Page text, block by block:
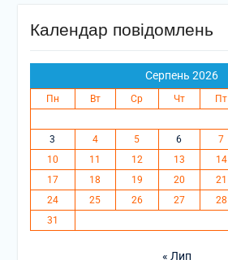
Календар повідомлень
Серпень 2026
Пн Вт Ср Чт Пт
3
4 5 6 7
10
11 12 13 14
17
18 19 20 21
24
25 26 27 28
31
« Лип